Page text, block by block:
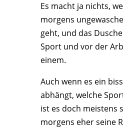
Es macht ja nichts,
morgens
geht, und das
Sport und vor der
einem.
Auch wenn es ein
abhängt, welche
ist es doch meistens
morgens eher seine